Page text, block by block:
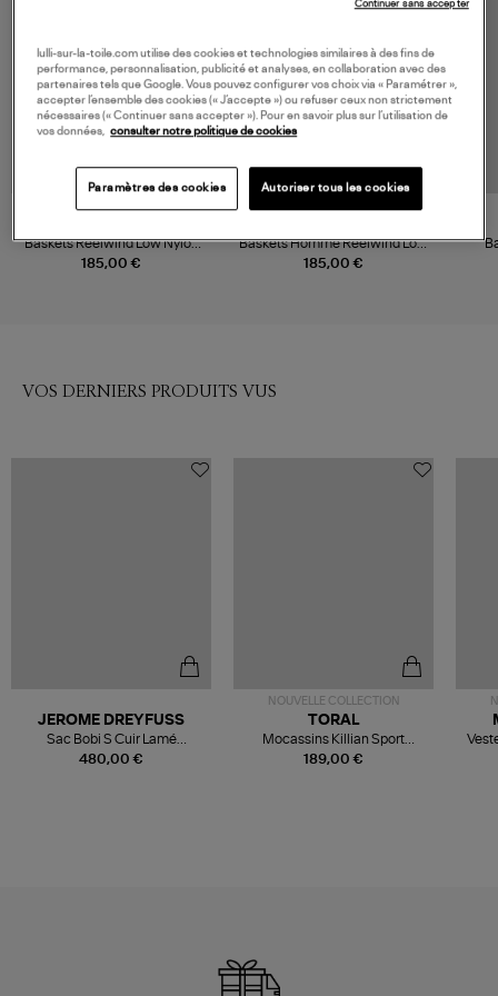
185,00 €
Baskets Reelwind Low Nylon
Crack White Tundra
185,00 €
Baskets Homme Reelwind Low
Nylon Crack White Tundra
VOS DERNIERS PRODUITS VUS
480,00 €
JEROME DREYFUSS
Sac Bobi S Cuir Lamé
Champagne
NOUVELLE COLLECTION
189,00 €
TORAL
Mocassins Killian Sport
Mousse
lulli-sur-la-toile.com utilise des cookies et technologies similaires à des fins de
performance, personnalisation, publicité et analyses, en collaboration avec des
partenaires tels que Google. Vous pouvez configurer vos choix via « Paramétrer »,
accepter l’ensemble des cookies (« J’accepte ») ou refuser ceux non strictement
nécessaires (« Continuer sans accepter »). Pour en savoir plus sur l’utilisation de
vos données,
consulter notre politique de cookies
Paramètres des cookies Autoriser tous les cookies
Continuer sans accepter